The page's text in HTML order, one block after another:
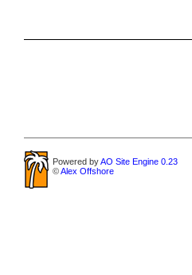
Powered byAO Site Engine 0.23
©Alex Offshore